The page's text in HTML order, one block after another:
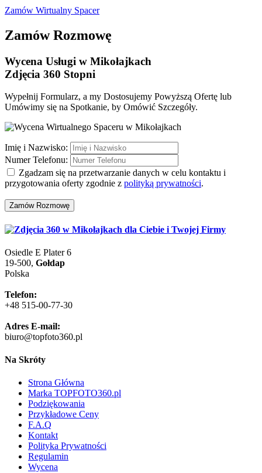
Zamów Wirtualny Spacer
Zamów Rozmowę
Wycena Usługi w Mikołajkach
​Zdjęcia 360 Stopni
Wypełnij Formularz, a my Dostosujemy Powyższą Ofertę lub
Umówimy się na Spotkanie, by Omówić Szczegóły.
Imię i Nazwisko:
Numer Telefonu:
Zgadzam się na przetwarzanie danych w celu kontaktu i
przygotowania oferty zgodnie z polityką prywatności.
Zamów Rozmowę
Osiedle E Plater 6
19-500, Gołdap
Polska
Telefon:
+48 515-00-77-30
Adres E-mail:
biuro@topfoto360.pl
Na Skróty
Strona Główna
Marka TOPFOTO360.pl
Podziękowania
Przykładowe Ceny
F.A.Q
Kontakt
Polityka Prywatności
Regulamin
Wycena